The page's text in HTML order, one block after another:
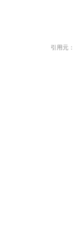
引用元：